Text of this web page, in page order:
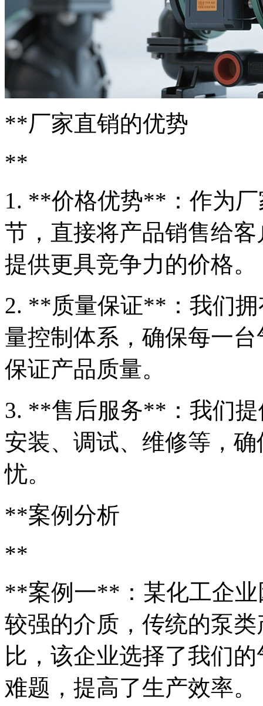
**厂家直销的优势
**
1. **价格优势**：作为
节，直接将产品销售给
提供更具竞争力的价格。
2. **质量保证**：我们
量控制体系，确保每一
保证产品质量。
3. **售后服务**：我们
安装、调试、维修等，
忧。
**案例分析
**
**案例一**：某化工企业
较强的介质，传统的泵
比，该企业选择了我们
难题，提高了生产效率。